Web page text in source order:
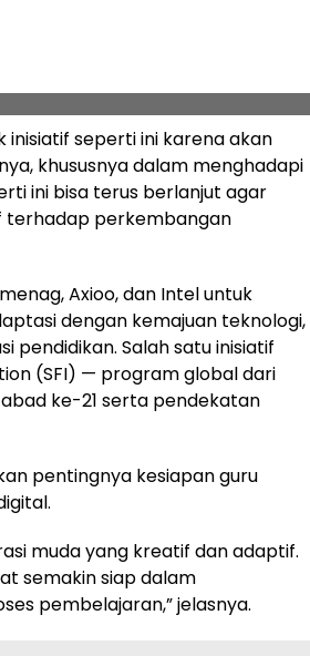
seperti ini karena akan
khususnya dalam menghadapi
ini bisa terus berlanjut agar
terhadap perkembangan
Axioo, dan Intel untuk
dengan kemajuan teknologi,
pendidikan. Salah satu inisiatif
(SFI) — program global dari
ke-21 serta pendekatan
pentingnya kesiapan guru
muda yang kreatif dan adaptif.
semakin siap dalam
pembelajaran,” jelasnya.